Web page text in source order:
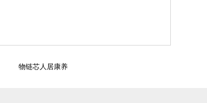
物链芯人居康养